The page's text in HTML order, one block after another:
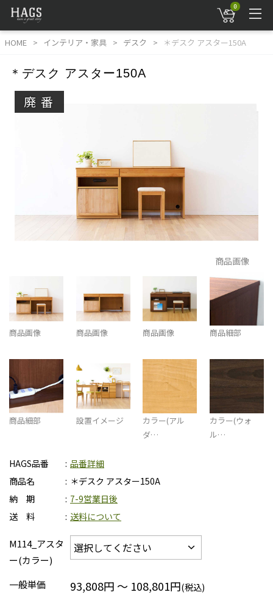
0
HOME インテリア・家具 デスク ＊デスク アスター150A
＊デスク アスター150A
廃番
商品画像
商品画像 商品画像 商品画像 商品細部
商品細部 設置イメージ
カラー(アル
ダ…
カラー(ウォ
ル…
HAGS品番
品番詳細
商品名
＊デスク アスター150A
納 期
7-9営業日後
送 料
送料について
M114_アスタ
ー(カラー)
一般単価
93,808円 ～ 108,801円(税込)